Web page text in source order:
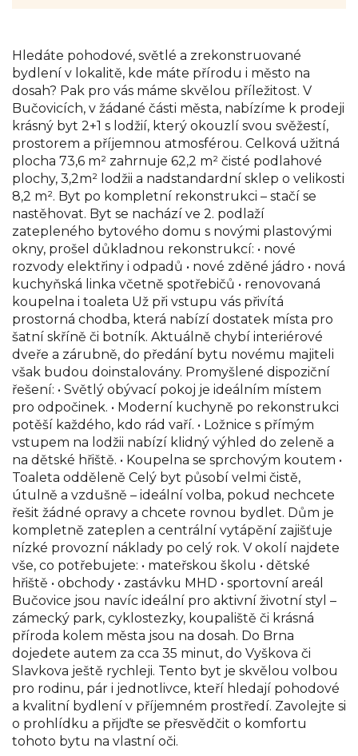
Hledáte pohodové, světlé a zrekonstruované
bydlení v lokalitě, kde máte přírodu i město na
dosah? Pak pro vás máme skvělou příležitost. V
Bučovicích, v žádané části města, nabízíme k prodeji
krásný byt 2+1 s lodžií, který okouzlí svou svěžestí,
prostorem a příjemnou atmosférou. Celková užitná
plocha 73,6 m² zahrnuje 62,2 m² čisté podlahové
plochy, 3,2m² lodžii a nadstandardní sklep o velikosti
8,2 m². Byt po kompletní rekonstrukci – stačí se
nastěhovat. Byt se nachází ve 2. podlaží
zatepleného bytového domu s novými plastovými
okny, prošel důkladnou rekonstrukcí: • nové
rozvody elektřiny i odpadů • nové zděné jádro • nová
kuchyňská linka včetně spotřebičů • renovovaná
koupelna i toaleta Už při vstupu vás přivítá
prostorná chodba, která nabízí dostatek místa pro
šatní skříně či botník. Aktuálně chybí interiérové
dveře a zárubně, do předání bytu novému majiteli
však budou doinstalovány. Promyšlené dispoziční
řešení: • Světlý obývací pokoj je ideálním místem
pro odpočinek. • Moderní kuchyně po rekonstrukci
potěší každého, kdo rád vaří. • Ložnice s přímým
vstupem na lodžii nabízí klidný výhled do zeleně a
na dětské hřiště. • Koupelna se sprchovým koutem •
Toaleta odděleně Celý byt působí velmi čistě,
útulně a vzdušně – ideální volba, pokud nechcete
řešit žádné opravy a chcete rovnou bydlet. Dům je
kompletně zateplen a centrální vytápění zajišťuje
nízké provozní náklady po celý rok. V okolí najdete
vše, co potřebujete: • mateřskou školu • dětské
hřiště • obchody • zastávku MHD • sportovní areál
Bučovice jsou navíc ideální pro aktivní životní styl –
zámecký park, cyklostezky, koupaliště či krásná
příroda kolem města jsou na dosah. Do Brna
dojedete autem za cca 35 minut, do Vyškova či
Slavkova ještě rychleji. Tento byt je skvělou volbou
pro rodinu, pár i jednotlivce, kteří hledají pohodové
a kvalitní bydlení v příjemném prostředí. Zavolejte si
o prohlídku a přijďte se přesvědčit o komfortu
tohoto bytu na vlastní oči.